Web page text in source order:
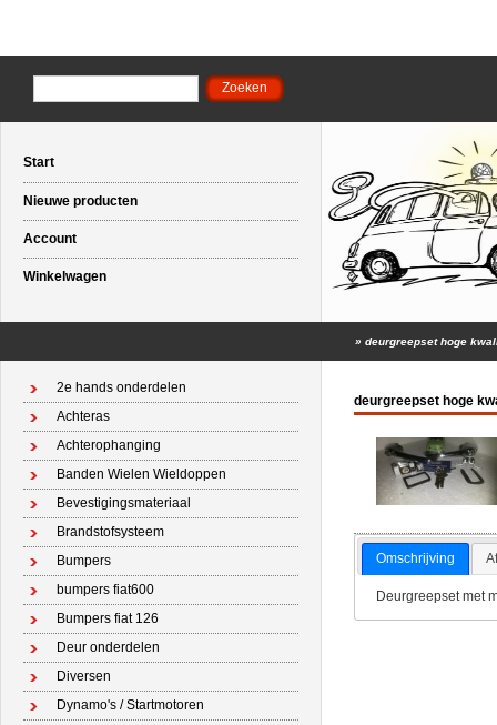
Start
Nieuwe producten
Account
Winkelwagen
» deurgreepset hoge
2e hands onderdelen
Achteras
Achterophanging
Banden Wielen Wieldoppen
Bevestigingsmateriaal
Brandstofsysteem
Bumpers
bumpers fiat600
Bumpers fiat 126
Deur onderdelen
Diversen
Dynamo's / Startmotoren
deurgreepset hoge
Omschrijving
Deurgreepset met